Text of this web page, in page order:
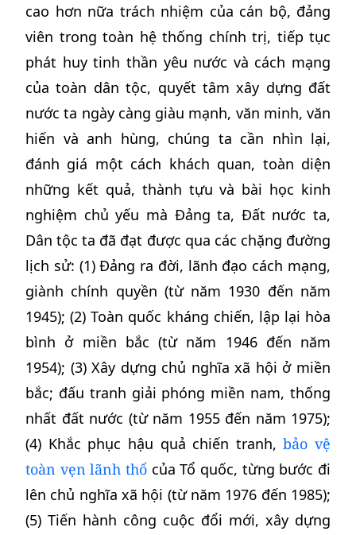
cao hơn nữa trách nhiệm của cán bộ, đảng
viên trong toàn hệ thống chính trị, tiếp tục
phát huy tinh thần yêu nước và cách mạng
của toàn dân tộc, quyết tâm xây dựng đất
nước ta ngày càng giàu mạnh, văn minh, văn
hiến và anh hùng, chúng ta cần nhìn lại,
đánh giá một cách khách quan, toàn diện
những kết quả, thành tựu và bài học kinh
nghiệm chủ yếu mà Đảng ta, Đất nước ta,
Dân tộc ta đã đạt được qua các chặng đường
lịch sử: (1) Đảng ra đời, lãnh đạo cách mạng,
giành chính quyền (từ năm 1930 đến năm
1945); (2) Toàn quốc kháng chiến, lập lại hòa
bình ở miền bắc (từ năm 1946 đến năm
1954); (3) Xây dựng chủ nghĩa xã hội ở miền
bắc; đấu tranh giải phóng miền nam, thống
nhất đất nước (từ năm 1955 đến năm 1975);
(4) Khắc phục hậu quả chiến tranh,bảo vệ
toàn vẹn lãnh thổ của Tổ quốc, từng bước đi
lên chủ nghĩa xã hội (từ năm 1976 đến 1985);
(5) Tiến hành công cuộc đổi mới, xây dựng